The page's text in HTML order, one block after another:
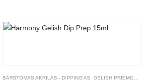
MANIKIŪRAS,PAPILD. PRIEMONĖS
BARSTOMAS AKRILAS - DIPPING'AS GELISH PRIEMONĖS